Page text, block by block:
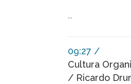
...
09:27 /
Cultura
/ Ricardo